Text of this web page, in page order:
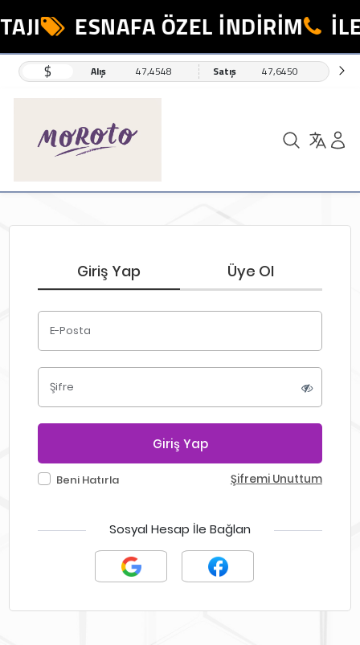
ESNAFA ÖZEL İNDİRİM
$ Alış 47,4548 Satış 47,6450
Giriş Yap Üye Ol
E-Posta
Şifre
Giriş Yap
Beni Hatırla Şifremi Unuttum
Sosyal Hesap İle Bağlan